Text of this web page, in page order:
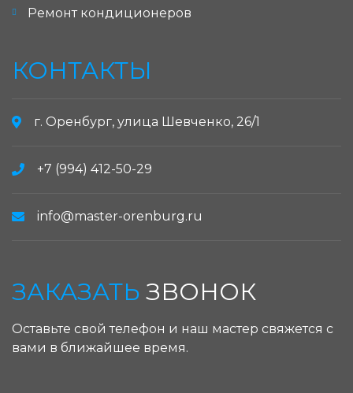
Ремонт кондиционеров
КОНТАКТЫ
г. Оренбург, улица Шевченко, 26/1
+7 (994) 412-50-29
info@master-orenburg.ru
ЗАКАЗАТЬ ЗВОНОК
Оставьте свой телефон и наш мастер свяжется с
вами в ближайшее время.